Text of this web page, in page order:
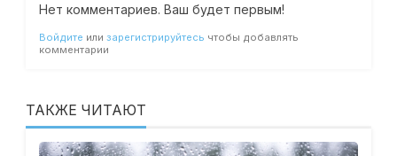
Нет комментариев. Ваш будет первым!
Войдите или зарегистрируйтесь чтобы добавлять
комментарии
ТАКЖЕ ЧИТАЮТ